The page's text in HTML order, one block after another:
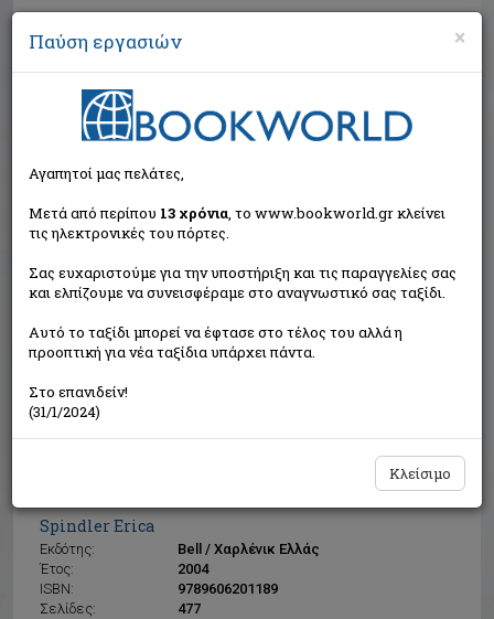
Αναζήτηση
Spindler Erica
Εκδότης:
Bell / Χαρλένικ Ελλάς
Έτος:
2004
ISBN:
9789606201189
Σελίδες:
477
Εξαντλημένο από τον
εκδότη
×
Παύση εργασιών
Αγαπητοί μας πελάτες,
Μετά από περίπου 13 χρόνια, το www.bookworld.gr κλείνει
τις ηλεκτρονικές του πόρτες.
Σας ευχαριστούμε για την υποστήριξη και τις παραγγελίες σας
και ελπίζουμε να συνεισφέραμε στο αναγνωστικό σας ταξίδι.
Αυτό το ταξίδι μπορεί να έφτασε στο τέλος του αλλά η
προοπτική για νέα ταξίδια υπάρχει πάντα.
Στο επανιδείν!
(31/1/2024)
Κλείσιμο